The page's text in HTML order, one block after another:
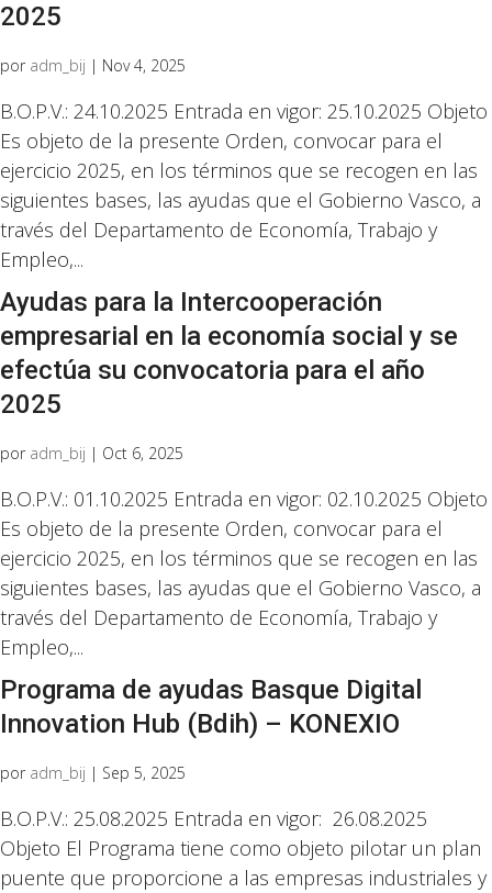
2025
por adm_bij | Nov 4, 2025
B.O.P.V.: 24.10.2025 Entrada en vigor: 25.10.2025 Objeto
Es objeto de la presente Orden, convocar para el
ejercicio 2025, en los términos que se recogen en las
siguientes bases, las ayudas que el Gobierno Vasco, a
través del Departamento de Economía, Trabajo y
Empleo,...
Ayudas para la Intercooperación
empresarial en la economía social y se
efectúa su convocatoria para el año
2025
por adm_bij | Oct 6, 2025
B.O.P.V.: 01.10.2025 Entrada en vigor: 02.10.2025 Objeto
Es objeto de la presente Orden, convocar para el
ejercicio 2025, en los términos que se recogen en las
siguientes bases, las ayudas que el Gobierno Vasco, a
través del Departamento de Economía, Trabajo y
Empleo,...
Programa de ayudas Basque Digital
Innovation Hub (Bdih) – KONEXIO
por adm_bij | Sep 5, 2025
B.O.P.V.: 25.08.2025 Entrada en vigor: 26.08.2025
Objeto El Programa tiene como objeto pilotar un plan
puente que proporcione a las empresas industriales y